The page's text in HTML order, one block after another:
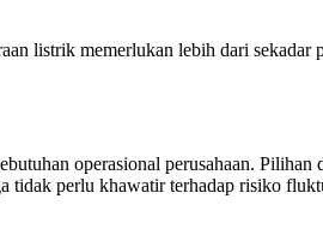
listrik memerlukan lebih dari
operasional perusahaan. Pilihan
tidak perlu khawatir terhadap risiko